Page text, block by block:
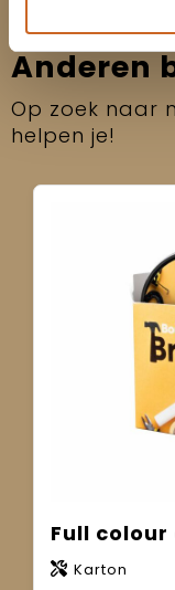
Anderen
Op zoek naar
helpen je!
Karton